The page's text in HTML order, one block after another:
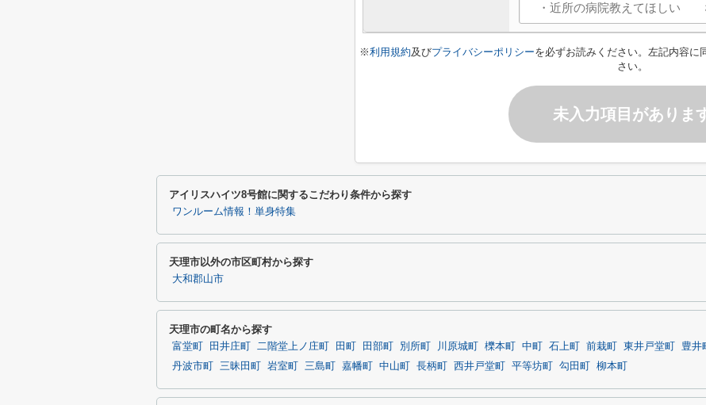
※利用規約及びプライバシーポリシーを必ずお読みください。左記内容に
さい。
未入力項目がありま
アイリスハイツ8号館に関するこだわり条件から探す
ワンルーム情報！単身特集
天理市以外の市区町村から探す
大和郡山市
天理市の町名から探す
富堂町 田井庄町 二階堂上ノ庄町 田町 田部町 別所町 川原城町 櫟本町 中町 石上町 前栽町 東井戸堂町 豊井町
丹波市町
三昧田町 岩室町 三島町 嘉幡町 中山町 長柄町 西井戸堂町 平等坊町 勾田町 柳本町